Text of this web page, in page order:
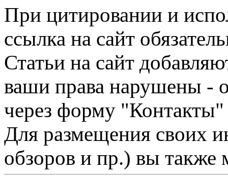
При цитировании и
ссылка на сайт
Статьи на сайт
ваши права нарушены -
через форму "Контакты"
Для размещения своих
обзоров и пр.) вы также